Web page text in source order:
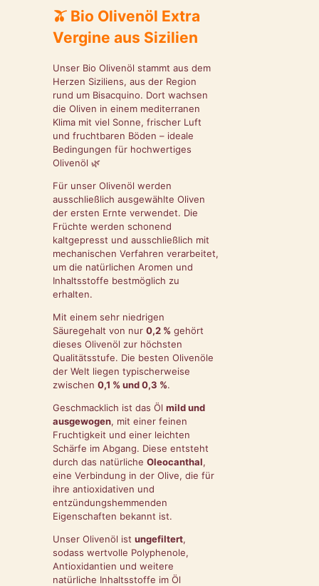
🫒 Bio Olivenöl Extra
Vergine aus Sizilien
Unser Bio Olivenöl stammt aus dem
Herzen Siziliens, aus der Region
rund um Bisacquino. Dort wachsen
die Oliven in einem mediterranen
Klima mit viel Sonne, frischer Luft
und fruchtbaren Böden – ideale
Bedingungen für hochwertiges
Olivenöl 🌿
Für unser Olivenöl werden
ausschließlich ausgewählte Oliven
der ersten Ernte verwendet. Die
Früchte werden schonend
kaltgepresst und ausschließlich mit
mechanischen Verfahren verarbeitet,
um die natürlichen Aromen und
Inhaltsstoffe bestmöglich zu
erhalten.
Mit einem sehr niedrigen
Säuregehalt von nur 0,2 % gehört
dieses Olivenöl zur höchsten
Qualitätsstufe. Die besten Olivenöle
der Welt liegen typischerweise
zwischen 0,1 % und 0,3 %.
Geschmacklich ist das Öl mild und
ausgewogen, mit einer feinen
Fruchtigkeit und einer leichten
Schärfe im Abgang. Diese entsteht
durch das natürliche Oleocanthal,
eine Verbindung in der Olive, die für
ihre antioxidativen und
entzündungshemmenden
Eigenschaften bekannt ist.
Unser Olivenöl ist ungefiltert,
sodass wertvolle Polyphenole,
Antioxidantien und weitere
natürliche Inhaltsstoffe im Öl